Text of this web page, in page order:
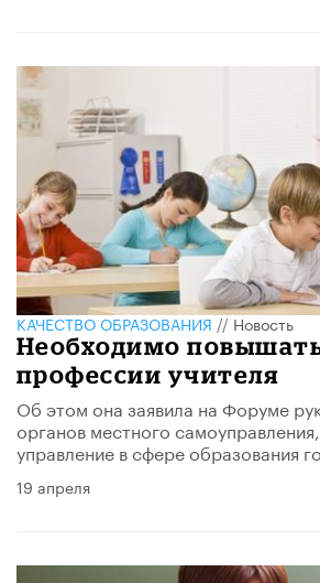
КАЧЕСТВО ОБРАЗОВАНИЯ//Новость
Необходимо
профессии учителя
Об этом она заявила на Форуме
органов местного
управление в сфере образования
19 апреля